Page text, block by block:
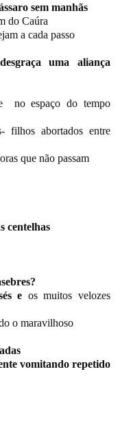
sem manhãs
do Caúra
a cada passo
uma aliança
no espaço do tempo
filhos abortados entre
que não passam
centelhas
e os muitos velozes
o maravilhoso
vomitando repetido